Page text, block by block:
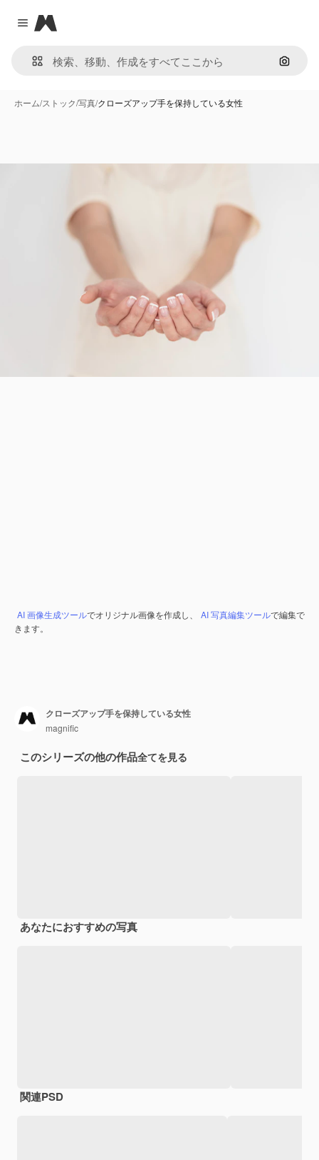
Close menu
Magnific
画像で
ホーム/ストック/写真/クローズアップ手を保持している女性
AI 画像生成ツールでオリジナル画像を作成し、 AI 写真編集ツールで編集で
きます。
クローズアップ手を保持している女性
magnific
このシリーズの他の作品全てを見る
あなたにおすすめの写真
関連PSD